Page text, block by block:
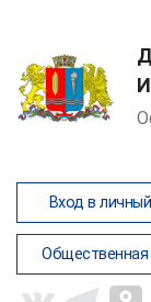
Вход в
Общественная